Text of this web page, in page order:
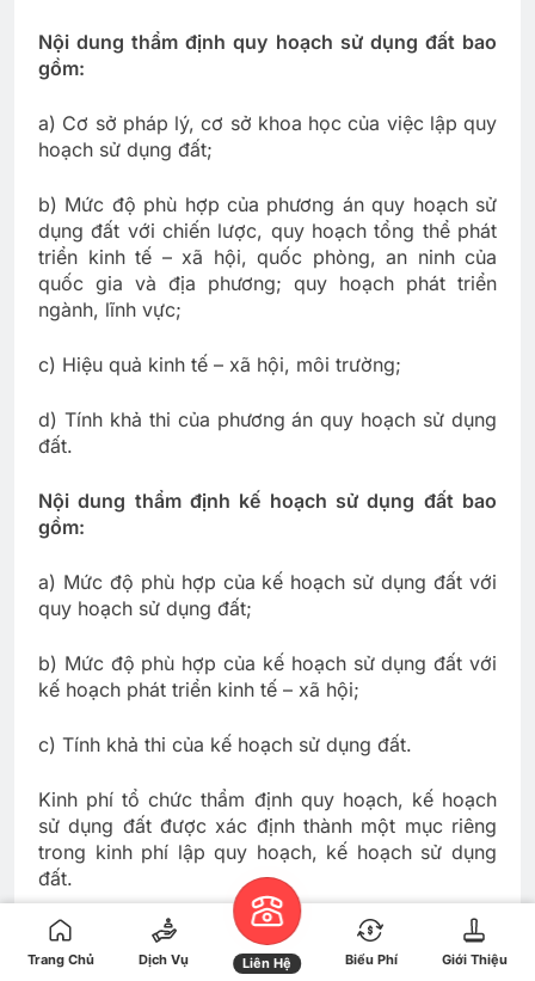
Nội dung thẩm định quy hoạch sử dụng đất bao
gồm:
a) Cơ sở pháp lý, cơ sở khoa học của việc lập quy
hoạch sử dụng đất;
b) Mức độ phù hợp của phương án quy hoạch sử
dụng đất với chiến lược, quy hoạch tổng thể phát
triển kinh tế – xã hội, quốc phòng, an ninh của
quốc gia và địa phương; quy hoạch phát triển
ngành, lĩnh vực;
c) Hiệu quả kinh tế – xã hội, môi trường;
d) Tính khả thi của phương án quy hoạch sử dụng
đất.
Nội dung thẩm định kế hoạch sử dụng đất bao
gồm:
a) Mức độ phù hợp của kế hoạch sử dụng đất với
quy hoạch sử dụng đất;
b) Mức độ phù hợp của kế hoạch sử dụng đất với
kế hoạch phát triển kinh tế – xã hội;
c) Tính khả thi của kế hoạch sử dụng đất.
Kinh phí tổ chức thẩm định quy hoạch, kế hoạch
sử dụng đất được xác định thành một mục riêng
trong kinh phí lập quy hoạch, kế hoạch sử dụng
đất.
Điều 45. Thẩm quyền quyết định, phê duyệt quy
hoạch, kế hoạch sử dụng đất
Trang Chủ Dịch Vụ Liên Hệ Biểu Phí Giới Thiệu